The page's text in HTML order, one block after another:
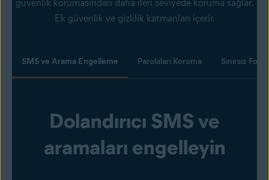
güvenlik korumasından daha ileri seviyede koruma sağlar.
Ek güvenlik ve gizlilik katmanları içerir.
SMS ve Arama Engelleme Parolaları Koruma Sınırsız
Dolandırıcı SMS ve
aramaları engelleyin